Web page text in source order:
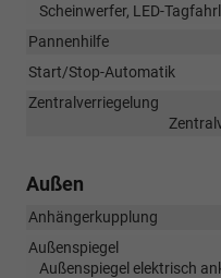
Scheinwerfer, LED-
Pannenhilfe
Start/Stop-Automatik
Zentralverriegelung
Außen
Anhängerkupplung
Außenspiegel
Außenspiegel elektrisch